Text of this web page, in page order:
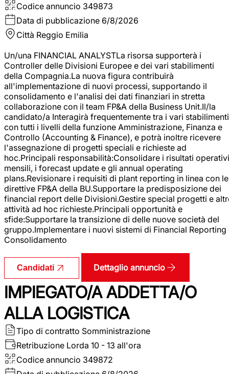
Codice annuncio 349873
Data di pubblicazione 6/8/2026
Città Reggio Emilia
Un/una FINANCIAL ANALYSTLa risorsa supporterà i
Controller delle Divisioni Europee e dei vari stabilimenti
della Compagnia.La nuova figura contribuirà
all'implementazione di nuovi processi, supportando il
consolidamento e l'analisi dei dati finanziari in stretta
collaborazione con il team FP&A della Business Unit.Il/la
candidato/a Interagirà frequentemente tra i vari stabilimenti
con tutti i livelli della funzione Amministrazione, Finanza e
Controllo (Accounting & Finance), e potrà inoltre ricevere
l'assegnazione di progetti speciali e richieste ad
hoc.Principali responsabilità:Consolidare i risultati operativi
mensili, i forecast update e gli annual operating
plans.Revisionare i requisiti di plant reporting in linea con le
direttive FP&A della BU.Supportare la predisposizione dei
financial report delle Divisioni.Gestire special progetti e
attività ad hoc richieste.Principali opportunità e
sfide:Supportare la transizione di delle nuove società del
gruppo.Implementare i nuovi sistemi di Financial Reporting
Consolidamento
Candidati Dettaglio annuncio
IMPIEGATO/A ADDETTA/O
ALLA LOGISTICA
Tipo di contratto Somministrazione
Retribuzione Lorda 10 - 13 all'ora
Codice annuncio 349872